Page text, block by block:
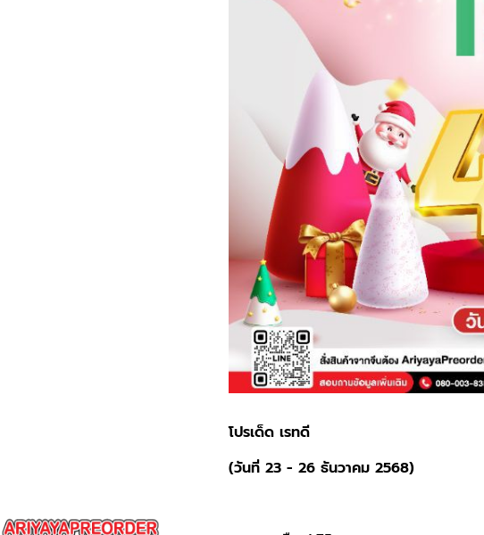
โปรเด็ด เรทดี
(วันที่ 23 - 26 ธันวาคม 2568)